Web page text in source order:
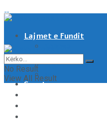
Lajmet e Fundit
Shqipëri
Rajoni & Bota
Moti
Sport
No Result
View All Result